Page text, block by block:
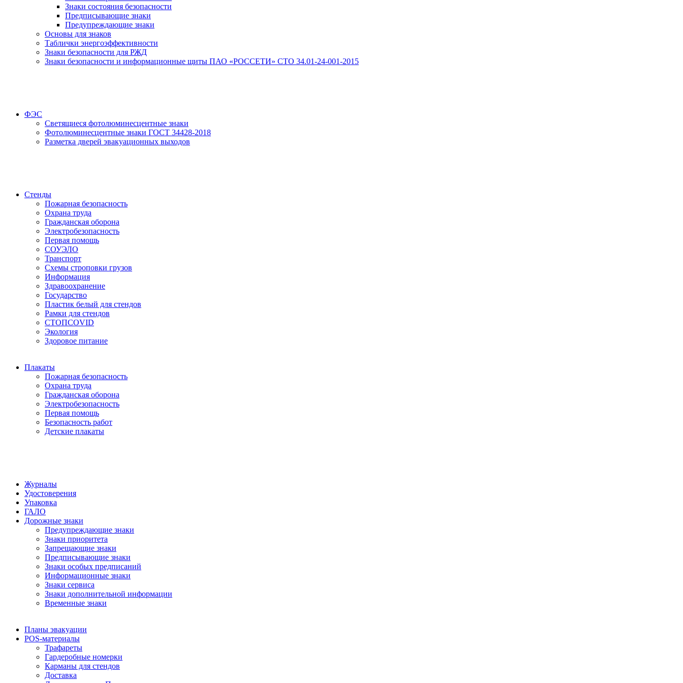
Знаки состояния безопасности
Предписывающие знаки
Предупреждающие знаки
Основы для знаков
Таблички энергоэффективности
Знаки безопасности для РЖД
Знаки безопасности и информационные щиты ПАО «РОССЕТИ» СТО 34.01-24-001-2015
ФЭС
Светящиеся фотолюминесцентные знаки
Фотолюминесцентные знаки ГОСТ 34428-2018
Разметка дверей эвакуационных выходов
Стенды
Пожарная безопасность
Охрана труда
Гражданская оборона
Электробезопасность
Первая помощь
СОУЭЛО
Транспорт
Схемы строповки грузов
Информация
Здравоохранение
Государство
Пластик белый для стендов
Рамки для стендов
СТОПCOVID
Экология
Здоровое питание
Плакаты
Пожарная безопасность
Охрана труда
Гражданская оборона
Электробезопасность
Первая помощь
Безопасность работ
Детские плакаты
Журналы
Удостоверения
Упаковка
ГАЛО
Дорожные знаки
Предупреждающие знаки
Знаки приоритета
Запрещающие знаки
Предписывающие знаки
Знаки особых предписаний
Информационные знаки
Знаки сервиса
Знаки дополнительной информации
Временные знаки
Планы эвакуации
POS-материалы
Трафареты
Гардеробные номерки
Карманы для стендов
Доставка